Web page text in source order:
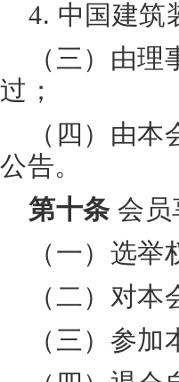
4. 中国建筑
（三）由
过；
（四）由
公告。
第十条会员
（一）选
（二）对
（三）参